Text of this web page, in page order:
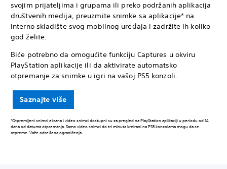
svojim prijateljima i grupama ili preko podržanih aplikacija
društvenih medija, preuzmite snimke sa aplikacije* na
interno skladište svog mobilnog uređaja i zadržite ih koliko
god želite.
Biće potrebno da omogućite funkciju Captures u okviru
PlayStation aplikacije ili da aktivirate automatsko
otpremanje za snimke u igri na vašoj PS5 konzoli.
Saznajte više
*Otpremljeni snimci ekrana i video snimci dostupni su za pregled na PlayStation aplikaciji u periodu od 14
dana od datuma otpremanja. Samo video snimci do tri minuta kreirani na PS5 konzolama mogu da se
otpreme. Važe određena ograničenja.